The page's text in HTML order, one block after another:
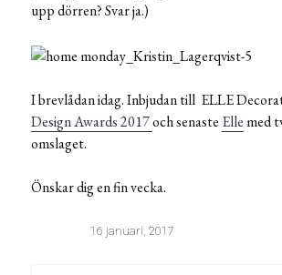
upp dörren? Svar ja.)
I brevlådan idag. Inbjudan till ELLE
Design Awards 2017och senaste Elle med
omslaget.
Önskar dig en fin vecka.
16 januari, 2017